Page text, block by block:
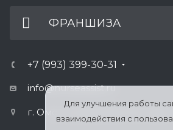
ФРАНШИЗА
+7 (993) 399-30-31
info@nurseassist.ru
г. Омск, ул.Булатова 100, офис
Для улучшения работы
взаимодействия с